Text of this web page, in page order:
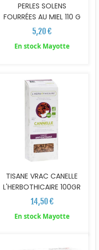
PERLES SOLENS
FOURRÉES AU MIEL 110 G
5,20 €
En stock Mayotte
TISANE VRAC CANELLE
L'HERBOTHICAIRE 100GR
14,50 €
En stock Mayotte